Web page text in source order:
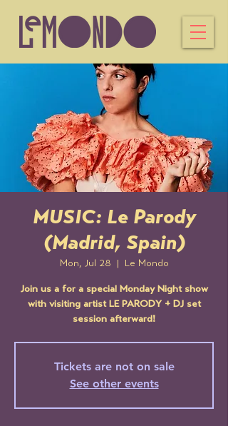
MUSIC: Le Parody
(Madrid, Spain)
Mon, Jul 28 Le Mondo
Join us a for a special Monday Night show
with visiting artist LE PARODY + DJ set
session afterward!
Tickets are not on sale
See other events